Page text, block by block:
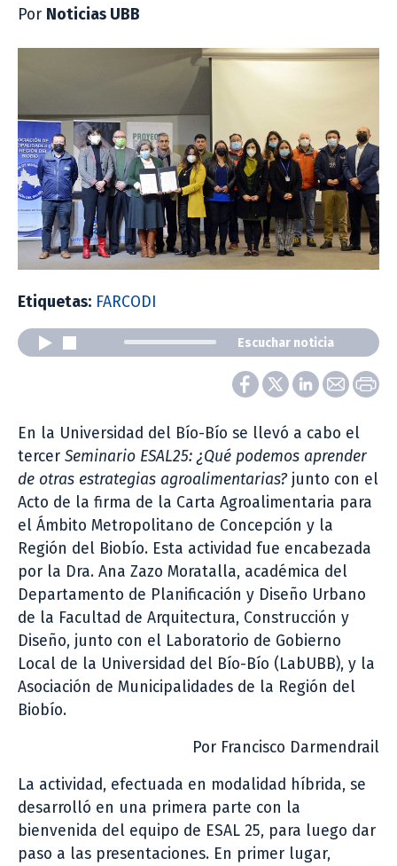
Por Noticias UBB
Etiquetas: FARCODI
Escuchar noticia
En la Universidad del Bío-Bío se llevó a cabo el
tercer Seminario ESAL25: ¿Qué podemos aprender
de otras estrategias agroalimentarias? junto con el
Acto de la firma de la Carta Agroalimentaria para
el Ámbito Metropolitano de Concepción y la
Región del Biobío. Esta actividad fue encabezada
por la Dra. Ana Zazo Moratalla, académica del
Departamento de Planificación y Diseño Urbano
de la Facultad de Arquitectura, Construcción y
Diseño, junto con el Laboratorio de Gobierno
Local de la Universidad del Bío-Bío (LabUBB), y la
Asociación de Municipalidades de la Región del
Biobío.
Por Francisco Darmendrail
La actividad, efectuada en modalidad híbrida, se
desarrolló en una primera parte con la
bienvenida del equipo de ESAL 25, para luego dar
paso a las presentaciones. En primer lugar,